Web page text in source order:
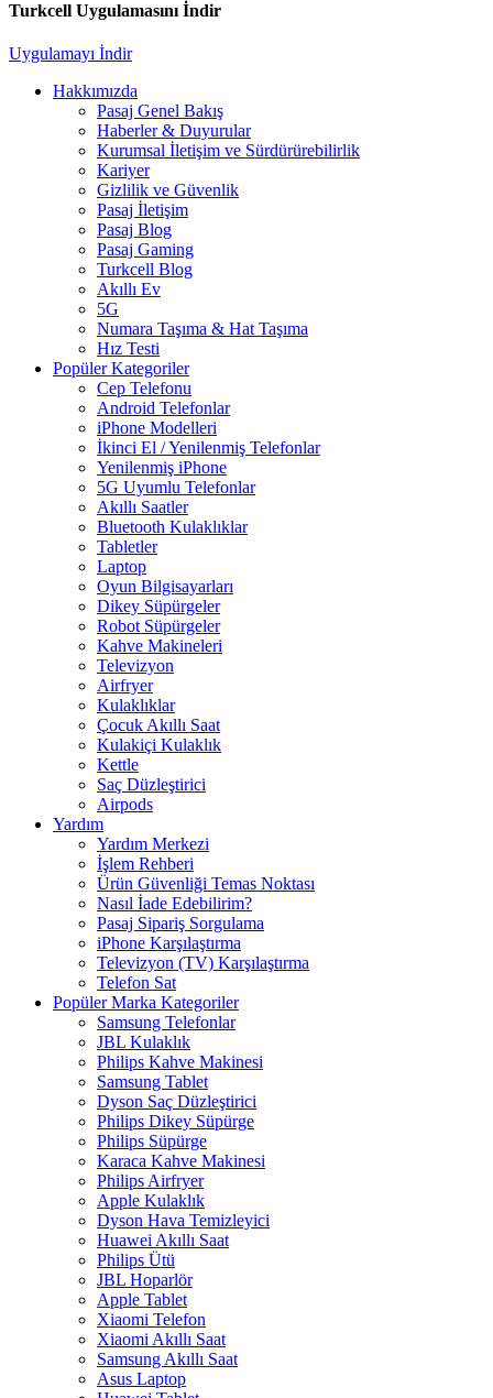
Turkcell Uygulamasını İndir
Uygulamayı İndir
Hakkımızda
Pasaj Genel Bakış
Haberler & Duyurular
Kurumsal İletişim ve Sürdürürebilirlik
Kariyer
Gizlilik ve Güvenlik
Pasaj İletişim
Pasaj Blog
Pasaj Gaming
Turkcell Blog
Akıllı Ev
5G
Numara Taşıma & Hat Taşıma
Hız Testi
Popüler Kategoriler
Cep Telefonu
Android Telefonlar
iPhone Modelleri
İkinci El / Yenilenmiş Telefonlar
Yenilenmiş iPhone
5G Uyumlu Telefonlar
Akıllı Saatler
Bluetooth Kulaklıklar
Tabletler
Laptop
Oyun Bilgisayarları
Dikey Süpürgeler
Robot Süpürgeler
Kahve Makineleri
Televizyon
Airfryer
Kulaklıklar
Çocuk Akıllı Saat
Kulakiçi Kulaklık
Kettle
Saç Düzleştirici
Airpods
Yardım
Yardım Merkezi
İşlem Rehberi
Ürün Güvenliği Temas Noktası
Nasıl İade Edebilirim?
Pasaj Sipariş Sorgulama
iPhone Karşılaştırma
Televizyon (TV) Karşılaştırma
Telefon Sat
Popüler Marka Kategoriler
Samsung Telefonlar
JBL Kulaklık
Philips Kahve Makinesi
Samsung Tablet
Dyson Saç Düzleştirici
Philips Dikey Süpürge
Philips Süpürge
Karaca Kahve Makinesi
Philips Airfryer
Apple Kulaklık
Dyson Hava Temizleyici
Huawei Akıllı Saat
Philips Ütü
JBL Hoparlör
Apple Tablet
Xiaomi Telefon
Xiaomi Akıllı Saat
Samsung Akıllı Saat
Asus Laptop